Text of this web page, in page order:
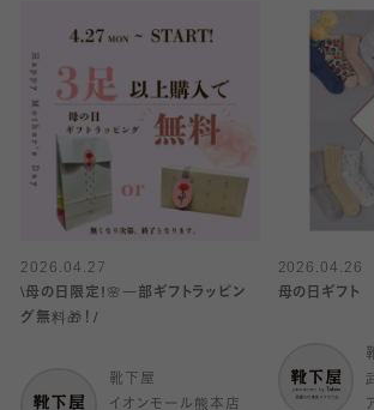
2026.04.27
\母の日限定!🌸一部ギフトラッピン
グ無料🎁！/
靴下屋
イオンモール熊本店
2026.04.26
母の日ギフト